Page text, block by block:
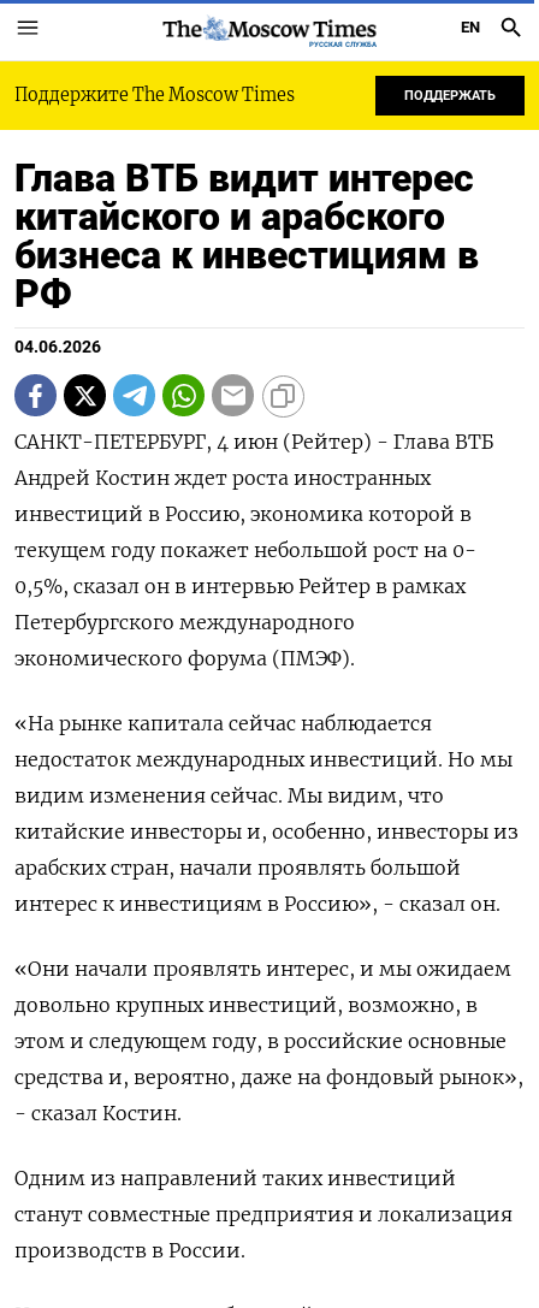
РУССКАЯ СЛУЖБА
EN
Поддержите The Moscow Times ПОДДЕРЖАТЬ
Глава ВТБ видит интерес
китайского и арабского
бизнеса к инвестициям в
РФ
04.06.2026
САНКТ-ПЕТЕРБУРГ, 4 июн (Рейтер) - Глава ВТБ
Андрей Костин ждет роста иностранных
инвестиций в Россию, экономика которой в
текущем году покажет небольшой рост на 0-
0,5%, сказал он в ‌интервью Рейтер в рамках
Петербургского международного
экономического форума (ПМЭФ).
«На рынке капитала сейчас наблюдается
недостаток международных инвестиций. Но мы
видим изменения сейчас. Мы видим, что
китайские инвесторы ​и, особенно, инвесторы из
арабских ​стран, начали проявлять ​большой
интерес ⁠к инвестициям в Россию», - сказал он.
«Они начали проявлять интерес, ‌и мы ожидаем
довольно крупных инвестиций, ‌возможно, в
этом и следующем году, в российские основные
средства и, вероятно, ​даже на фондовый рынок»,
- сказал Костин.
Одним из направлений таких инвестиций
‌станут совместные предприятия и локализация
производств в России.